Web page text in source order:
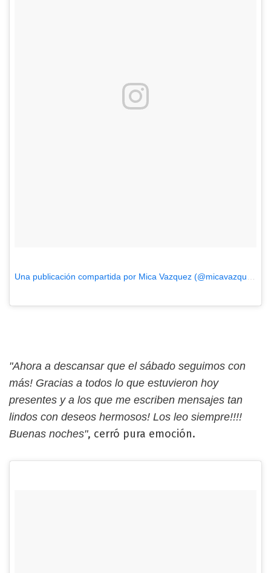
"Ahora a descansar que el sábado seguimos con
más! Gracias a todos lo que estuvieron hoy
presentes y a los que me escriben mensajes tan
lindos con deseos hermosos! Los leo siempre!!!!
Buenas noches", cerró pura emoción.